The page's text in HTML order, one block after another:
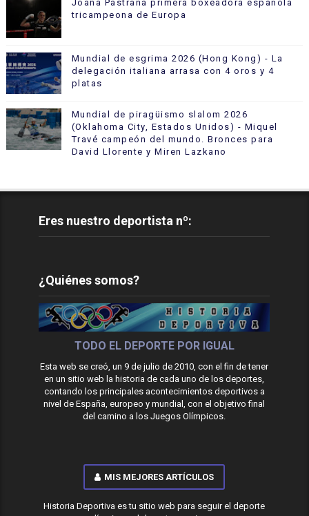
Joana Pastrana primera boxeadora española
tricampeona de Europa
Mundial de esgrima 2026 (Hong Kong) - La
delegación italiana arrasa con 4 oros y 4
platas
Mundial de piragüismo slalom 2026
(Oklahoma City, Estados Unidos) - Miquel
Travé campeón del mundo. Bronces para
David Llorente y Miren Lazkano
Eres nuestro deportista nº:
¿Quiénes somos?
TODO EL DEPORTE POR IGUAL
Esta web se creó, un 9 de julio de 2010, con el fin de tener
en un sitio web la historia de cada uno de los deportes,
contando los principales acontecimientos deportivos a
nivel de España, europeo y mundial, con el objetivo final
del camino a los Juegos Olímpicos.
MIS MEJORES ARTÍCULOS
Historia Deportiva es tu sitio web para seguir el deporte